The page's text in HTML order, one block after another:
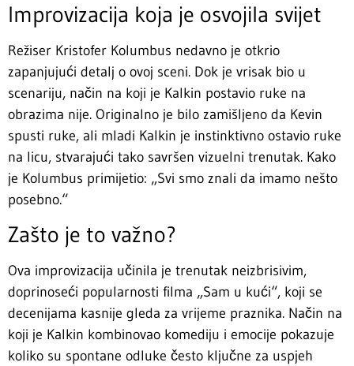
Improvizacija koja je osvojila svijet
Režiser Kristofer Kolumbus nedavno je otkrio
zapanjujući detalj o ovoj sceni. Dok je vrisak bio u
scenariju, način na koji je Kalkin postavio ruke na
obrazima nije. Originalno je bilo zamišljeno da Kevin
spusti ruke, ali mladi Kalkin je instinktivno ostavio ruke
na licu, stvarajući tako savršen vizuelni trenutak. Kako
je Kolumbus primijetio: „Svi smo znali da imamo nešto
posebno.“
Zašto je to važno?
Ova improvizacija učinila je trenutak neizbrisivim,
doprinoseći popularnosti filma „Sam u kući“, koji se
decenijama kasnije gleda za vrijeme praznika. Način na
koji je Kalkin kombinovao komediju i emocije pokazuje
koliko su spontane odluke često ključne za uspjeh